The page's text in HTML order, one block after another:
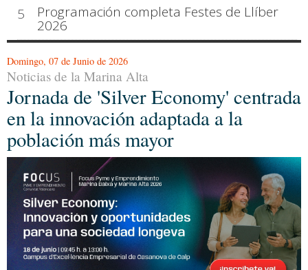
5
Programación completa Festes de Llíber
2026
Domingo, 07 de Junio de 2026
Noticias de la Marina Alta
Jornada de 'Silver Economy' centrada
en la innovación adaptada a la
población más mayor